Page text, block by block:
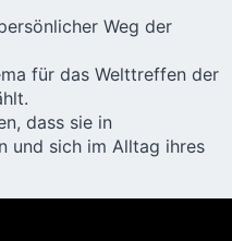
Weg der
für das Welttreffen der
, dass sie in
und sich im Alltag ihres